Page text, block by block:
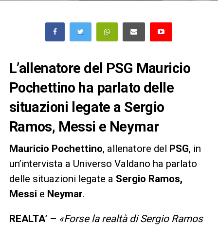
L’allenatore del PSG Mauricio
Pochettino ha parlato delle
situazioni legate a Sergio
Ramos, Messi e Neymar
Mauricio Pochettino, allenatore del PSG, in
un’intervista a Universo Valdano ha parlato
delle situazioni legate a Sergio Ramos,
Messi e Neymar.
REALTA’ – «Forse la realtà di Sergio Ramos